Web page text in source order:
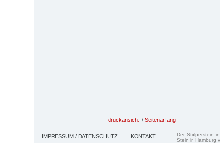
druckansicht / Seitenanfang
IMPRESSUM / DATENSCHUTZ KONTAKT
Der Stolperstein
Stein in Hamburg